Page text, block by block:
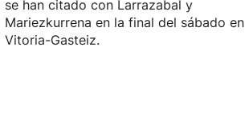
se han citado con Larrazabal y
Mariezkurrena en la final del sábado en
Vitoria-Gasteiz.